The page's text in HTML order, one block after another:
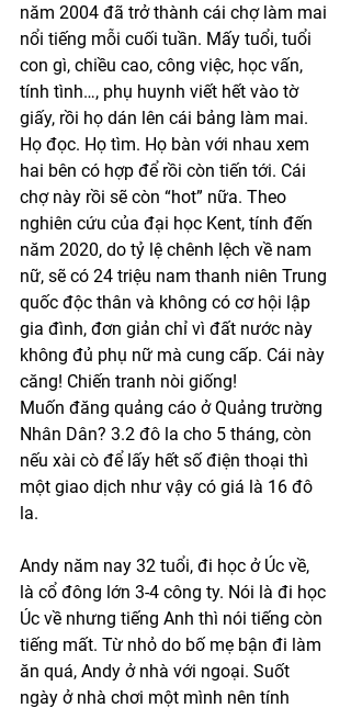
năm 2004 đã trở thành cái chợ làm mai
nổi tiếng mỗi cuối tuần. Mấy tuổi, tuổi
con gì, chiều cao, công việc, học vấn,
tính tình…, phụ huynh viết hết vào tờ
giấy, rồi họ dán lên cái bảng làm mai.
Họ đọc. Họ tìm. Họ bàn với nhau xem
hai bên có hợp để rồi còn tiến tới. Cái
chợ này rồi sẽ còn “hot” nữa. Theo
nghiên cứu của đại học Kent, tính đến
năm 2020, do tỷ lệ chênh lệch về nam
nữ, sẽ có 24 triệu nam thanh niên Trung
quốc độc thân và không có cơ hội lập
gia đình, đơn giản chỉ vì đất nước này
không đủ phụ nữ mà cung cấp. Cái này
căng! Chiến tranh nòi giống!
Muốn đăng quảng cáo ở Quảng trường
Nhân Dân? 3.2 đô la cho 5 tháng, còn
nếu xài cò để lấy hết số điện thoại thì
một giao dịch như vậy có giá là 16 đô
la.
Andy năm nay 32 tuổi, đi học ở Úc về,
là cổ đông lớn 3-4 công ty. Nói là đi học
Úc về nhưng tiếng Anh thì nói tiếng còn
tiếng mất. Từ nhỏ do bố mẹ bận đi làm
ăn quá, Andy ở nhà với ngoại. Suốt
ngày ở nhà chơi một mình nên tính